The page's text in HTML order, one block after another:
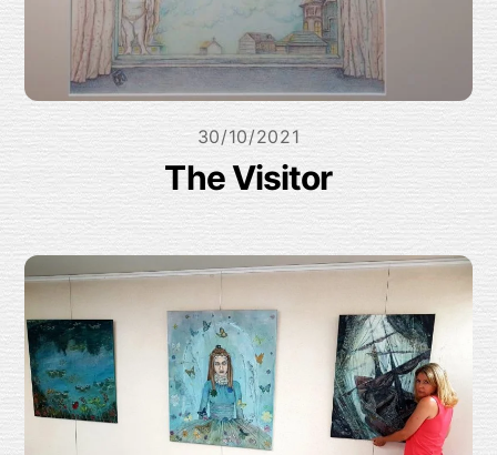
30/10/2021
The Visitor